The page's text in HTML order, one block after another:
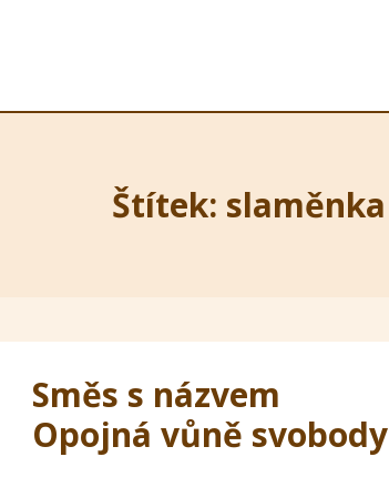
Štítek: slaměnka
Směs s názvem
Opojná vůně svobody